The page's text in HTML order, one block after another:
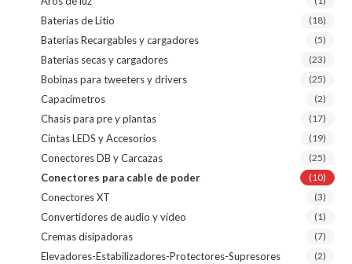
Baterías de Litio (18)
Baterías Recargables y cargadores (5)
Baterías secas y cargadores (23)
Bobinas para tweeters y drivers (25)
Capacímetros (2)
Chasis para pre y plantas (17)
Cintas LEDS y Accesorios (19)
Conectores DB y Carcazas (25)
Conectores para cable de poder (10)
Conectores XT (3)
Convertidores de audio y video (1)
Cremas disipadoras (7)
Elevadores-Estabilizadores-Protectores-Supresores (2)